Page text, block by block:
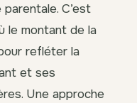
C’est
le montant de la
refléter la
et ses
Une approche